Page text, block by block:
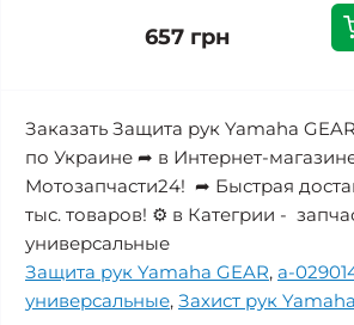
657 грн
Заказать Защита рук Yamaha
по Украине ➦ в Интернет-
Мотозапчасти24! ➦ Быстрая
тыс. товаров! ⚙️ в Категрии -
универсальные
Защита рук Yamaha GEAR, a-
универсальные, Захист рук